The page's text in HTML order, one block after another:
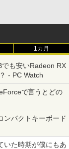
1カ月
でも安いRadeon RX
- PC Watch
で言うとどの
ンパクトキーボード
た時期が僕にもあ